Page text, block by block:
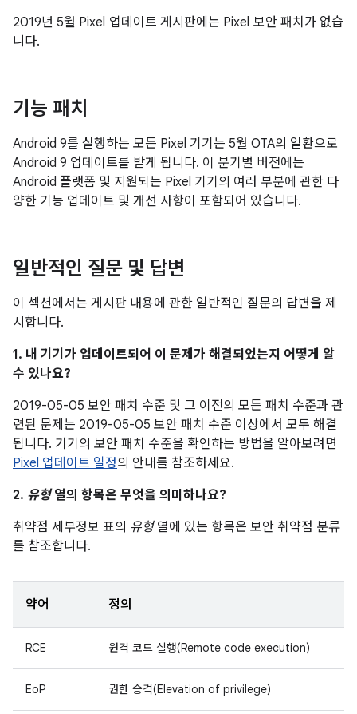
2019년 5월 Pixel 업데이트 게시판에는 Pixel 보안 패치가 없습
니다.
기능 패치
Android 9를 실행하는 모든 Pixel 기기는 5월 OTA의 일환으로
Android 9 업데이트를 받게 됩니다. 이 분기별 버전에는
Android 플랫폼 및 지원되는 Pixel 기기의 여러 부분에 관한 다
양한 기능 업데이트 및 개선 사항이 포함되어 있습니다.
일반적인 질문 및 답변
이 섹션에서는 게시판 내용에 관한 일반적인 질문의 답변을 제
시합니다.
1. 내 기기가 업데이트되어 이 문제가 해결되었는지 어떻게 알
수 있나요?
2019-05-05 보안 패치 수준 및 그 이전의 모든 패치 수준과 관
련된 문제는 2019-05-05 보안 패치 수준 이상에서 모두 해결
됩니다. 기기의 보안 패치 수준을 확인하는 방법을 알아보려면
Pixel 업데이트 일정의 안내를 참조하세요.
2. 유형열의 항목은 무엇을 의미하나요?
취약점 세부정보 표의 유형열에 있는 항목은 보안 취약점 분류
를 참조합니다.
약어 정의
RCE 원격 코드 실행(Remote code execution)
EoP 권한 승격(Elevation of privilege)